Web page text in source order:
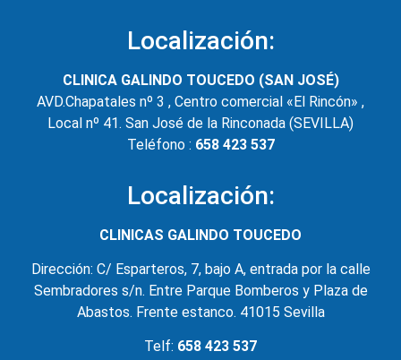
Localización:
CLINICA GALINDO TOUCEDO (SAN JOSÉ)
AVD.Chapatales nº 3 , Centro comercial «El Rincón» ,
Local nº 41. San José de la Rinconada (SEVILLA)
Teléfono : 658 423 537
Localización:
CLINICAS GALINDO TOUCEDO
Dirección: C/ Esparteros, 7, bajo A, entrada por la calle
Sembradores s/n. Entre Parque Bomberos y Plaza de
Abastos. Frente estanco. 41015 Sevilla
Telf: 658 423 537